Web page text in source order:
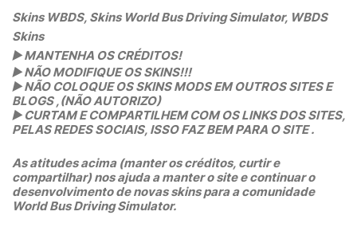
Skins WBDS, Skins World Bus Driving Simulator, WBDS
Skins
▶️MANTENHA OS CRÉDITOS!
▶️NÃO MODIFIQUE OS SKINS!!!
▶️NÃO COLOQUE OS SKINS MODS EM OUTROS SITES E
BLOGS ,(NÃO AUTORIZO)
▶️CURTAM E COMPARTILHEM COM OS LINKS DOS SITES,
PELAS REDES SOCIAIS, ISSO FAZ BEM PARA O SITE .
As atitudes acima (manter os créditos, curtir e
compartilhar) nos ajuda a manter o site e continuar o
desenvolvimento de novas skins para a comunidade
World Bus Driving Simulator.